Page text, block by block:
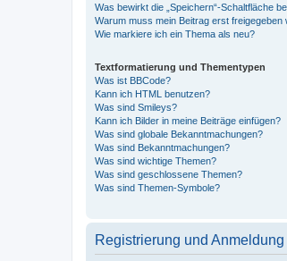
Was bewirkt die „Speichern“-Schaltfläche
Warum muss mein Beitrag erst freigegeben
Wie markiere ich ein Thema als neu?
Textformatierung und Thementypen
Was ist BBCode?
Kann ich HTML benutzen?
Was sind Smileys?
Kann ich Bilder in meine Beiträge einfügen?
Was sind globale Bekanntmachungen?
Was sind Bekanntmachungen?
Was sind wichtige Themen?
Was sind geschlossene Themen?
Was sind Themen-Symbole?
Registrierung und Anmeldung